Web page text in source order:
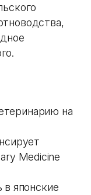
на
Medicine
японские